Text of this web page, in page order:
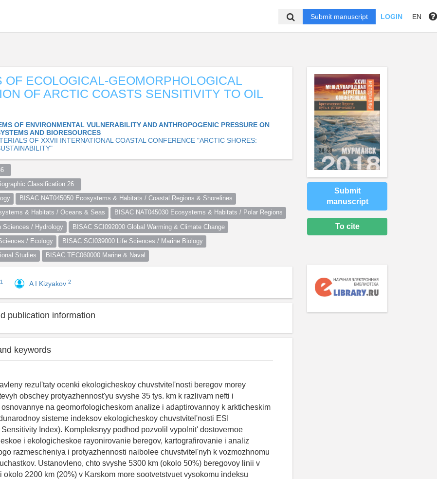
Submit manuscript LOGIN EN
OF ECOLOGICAL-GEOMORPHOLOGICAL
OF ARCTIC COASTS SENSITIVITY TO OIL
OF ENVIRONMENTAL VULNERABILITY AND ANTHROPOGENIC PRESSURE ON
AND BIORESOURCES
OF XXVII INTERNATIONAL COASTAL CONFERENCE "ARCTIC SHORES:
Classification 26
BISAC NAT045050 Ecosystems & Habitats / Coastal Regions & Shorelines
& Habitats / Oceans & Seas BISAC NAT045030 Ecosystems & Habitats / Polar Regions
Sciences / Hydrology BISAC SCI092000 Global Warming & Climate Change
/ Ecology BISAC SCI039000 Life Sciences / Marine Biology
Studies BISAC TEC060000 Marine & Naval
1 A I Kizyakov 2
publication information
keywords
rezul'taty ocenki ekologicheskoy chuvstvitel'nosti beregov morey
obschey protyazhennost'yu svyshe 35 tys. km k razlivam nefti i
osnovannye na geomorfologicheskom analize i adaptirovannoy k arkticheskim
sisteme indeksov ekologicheskoy chuvstvitel'nosti ESI
Index). Kompleksnyy podhod pozvolil vypolnit' dostovernoe
i ekologicheskoe rayonirovanie beregov, kartografirovanie i analiz
razmescheniya i protyazhennosti naibolee chuvstvitel'nyh k vozmozhnomu
Ustanovleno, chto svyshe 5300 km (okolo 50%) beregovoy linii v
okolo 2200 km (20%) v Karskom more sootvetstvuet vysokomu indeksu
Submit
manuscript
To cite